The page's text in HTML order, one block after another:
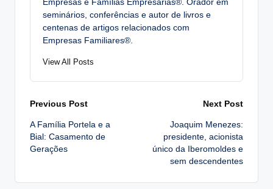
Empresas e Famílias Empresárias®. Orador em
seminários, conferências e autor de livros e
centenas de artigos relacionados com
Empresas Familiares®.
View All Posts
Post
navigation
Previous Post
A Família Portela e a
Bial: Casamento de
Gerações
Next Post
Joaquim Menezes:
presidente, acionista
único da Iberomoldes e
sem descendentes